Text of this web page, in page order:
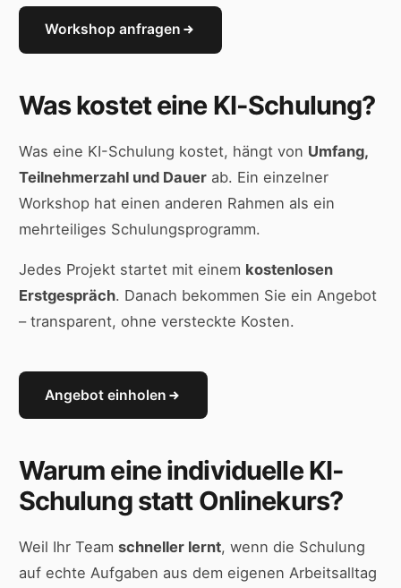
Workshop anfragen
Was kostet eine KI-Schulung?
Was eine KI-Schulung kostet, hängt von Umfang,
Teilnehmerzahl und Dauerab. Ein einzelner
Workshop hat einen anderen Rahmen als ein
mehrteiliges Schulungsprogramm.
Jedes Projekt startet mit einem kostenlosen
Erstgespräch. Danach bekommen Sie ein Angebot
– transparent, ohne versteckte Kosten.
Angebot einholen
Warum eine individuelle KI-
Schulung statt Onlinekurs?
Weil Ihr Team schneller lernt, wenn die Schulung
auf echte Aufgaben aus dem eigenen Arbeitsalltag